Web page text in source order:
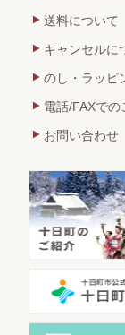
送料について
キャンセルに
のし・ラッピ
電話/FAXでの
お問い合わせ